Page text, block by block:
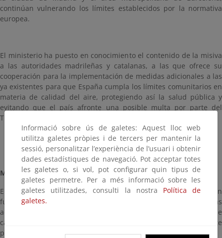
continúan vulnerando los límites establecidos por la normativa
europea.
El ministerio ha puesto en conocimiento el contenido de la misiva
a las autoridades madrileñas y catalanas, a las que ofrece su
cooperación para la implementación de medidas adicionales a las
ya existentes para que España cumpla los límites comunitarios en
materia de calidad del aire, protegiendo así la salud pública y
evitando que el país afronte una posible multa por parte del
Tribunal de Justicia de la Unión Europea (TJUE).
MÁS ESFUERZOS
En la carta remitida a la ministra para la Transición Ecológica en
funciones, el comisario señala que es necesario adoptar medidas
adicionales para hacer frente a las obligaciones en materia de
calidad del aire y alcanzar el cumplimiento de los valores límite
para el año 2020.
Informació sobre ús de galetes: Aquest lloc web
utilitza galetes pròpies i de tercers per mantenir la
sessió, personalitzar l’experiència de l’usuari i obtenir
dades estadístiques de navegació. Pot acceptar totes
les galetes o, si vol, pot configurar quin tipus de
galetes permetre. Per a més informació sobre les
galetes utilitzades, consulti la nostra Política de
galetes.